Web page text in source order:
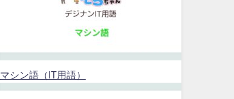
マシン語（IT用語）